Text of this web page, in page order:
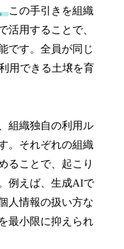
この手引きを組織
活用することで、
です。全員が同じ
用できる土壌を育
組織独自の利用ル
。それぞれの組織
ることで、起こり
例えば、生成AIで
人情報の扱い方な
最小限に抑えられ